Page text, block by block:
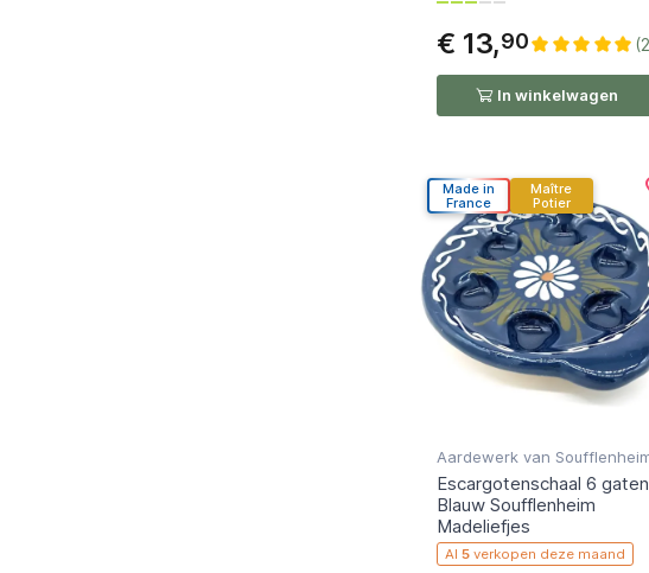
€ 13,90
In winkelwagen
Made in
France
Maître
Potier
Aardewerk van
Escargotenschaal 6 gaten
Blauw Soufflenheim
Madeliefjes
Al 5verkopen deze maand